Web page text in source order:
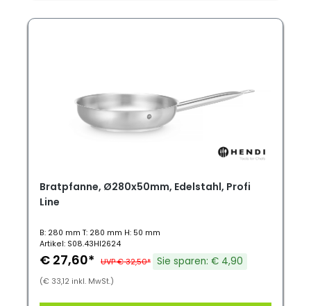
Bratpfanne, Ø280x50mm, Edelstahl, Profi
Line
B: 280 mm T: 280 mm H: 50 mm
Artikel: S08.43HI2624
€ 27,60* UVP € 32,50* Sie sparen: € 4,90
(€ 33,12 inkl. MwSt.)